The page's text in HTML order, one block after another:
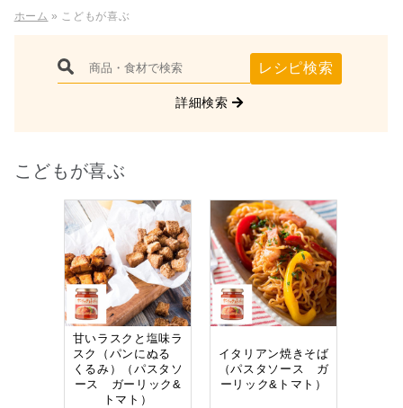
ホーム » こどもが喜ぶ
レシピ検索
詳細検索
こどもが喜ぶ
甘いラスクと塩味ラ
スク（パンにぬる
くるみ）（パスタソ
ース ガーリック&
トマト）
イタリアン焼きそば
（パスタソース ガ
ーリック&トマト）